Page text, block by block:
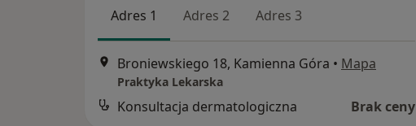
Adres 1 Adres 2 Adres 3
Broniewskiego 18, Kamienna Góra • Mapa
Praktyka Lekarska
Konsultacja dermatologiczna Brak ceny